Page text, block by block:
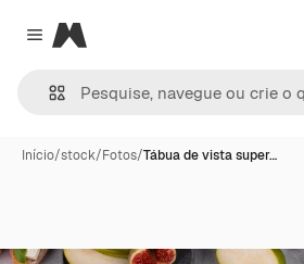
Close menu
Magnific
Início/stock/Fotos/Tábua de vista super…